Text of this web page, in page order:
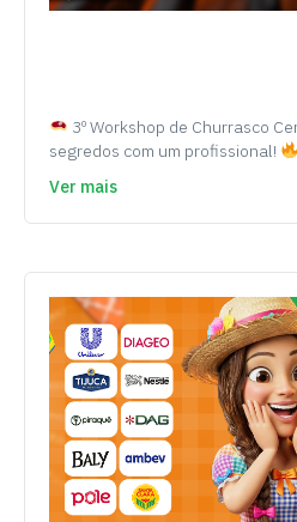
3º Workshop de Churrasco
segredos com um profissional!
Ver mais